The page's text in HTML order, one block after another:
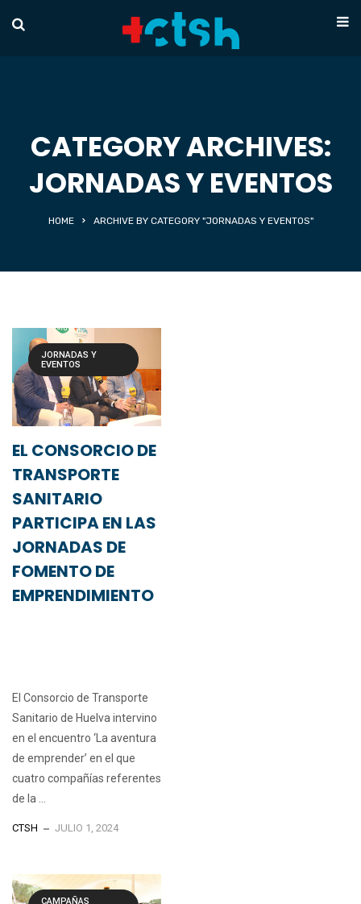
CATEGORY ARCHIVES:
JORNADAS Y EVENTOS
HOME ARCHIVE BY CATEGORY "JORNADAS Y EVENTOS"
JORNADAS Y
EVENTOS
EL CONSORCIO DE
TRANSPORTE
SANITARIO
PARTICIPA EN LAS
JORNADAS DE
FOMENTO DE
EMPRENDIMIENTO
El Consorcio de Transporte
Sanitario de Huelva intervino
en el encuentro ‘La aventura
de emprender’ en el que
cuatro compañías referentes
de la ...
CTSH JULIO 1, 2024
CAMPAÑAS